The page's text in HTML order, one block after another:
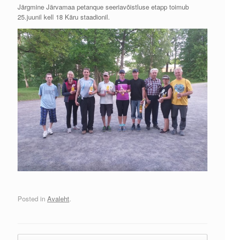
Järgmine Järvamaa petanque seeriavõistluse etapp toimub
25.juunil kell 18 Käru staadionil.
Posted in Avaleht.